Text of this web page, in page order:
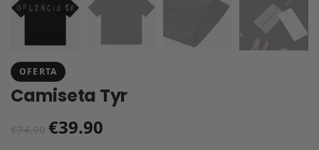
OFERTA
Camiseta Tyr
€74.90 €39.90